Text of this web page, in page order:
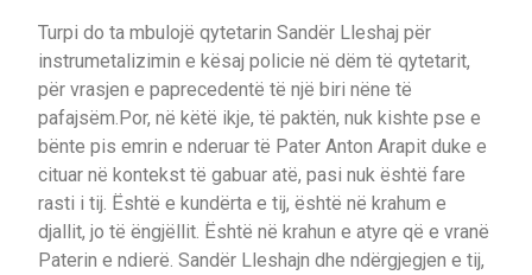
Turpi do ta mbulojë qytetarin Sandër Lleshaj për
instrumetalizimin e kësaj policie në dëm të qytetarit,
për vrasjen e paprecedentë të një biri nëne të
pafajsëm.Por, në këtë ikje, të paktën, nuk kishte pse e
bënte pis emrin e nderuar të Pater Anton Arapit duke e
cituar në kontekst të gabuar atë, pasi nuk është fare
rasti i tij. Është e kundërta e tij, është në krahum e
djallit, jo të ëngjëllit. Është në krahun e atyre që e vranë
Paterin e ndierë. Sandër Lleshajn dhe ndërgjegjen e tij,